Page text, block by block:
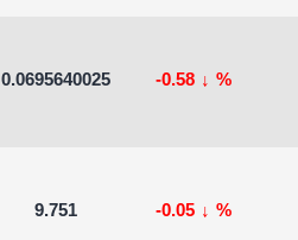
0.0695640025 -0.58 ↓ %
9.751 -0.05 ↓ %